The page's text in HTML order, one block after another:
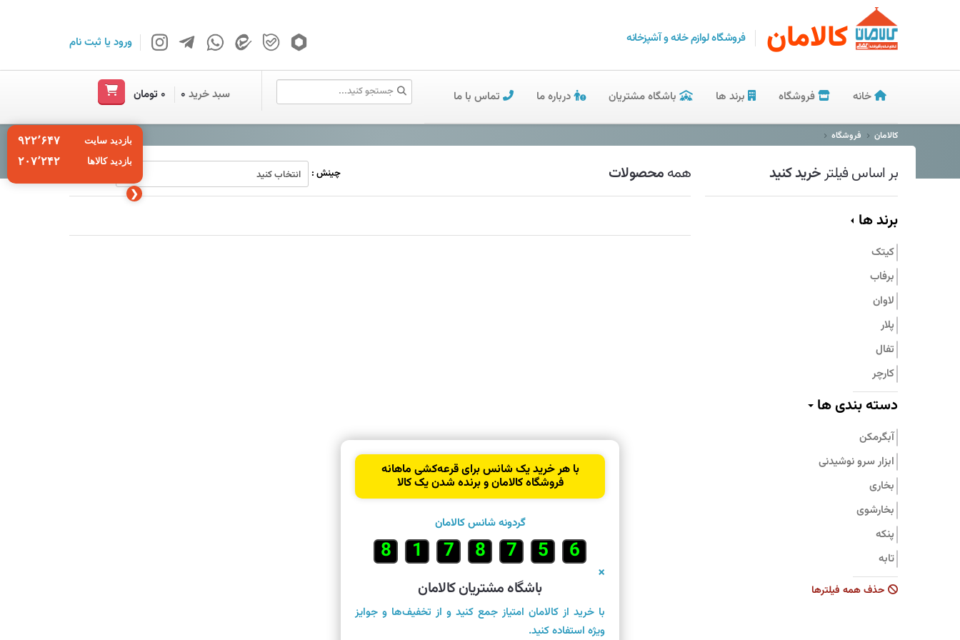
کالامان فروشگاه لوازم خانه و آشپزخانه ورودیا ثبت نام
خانه فروشگاه برند ها باشگاه مشتریان درباره ما تماس با ما سبد خرید ۰ ۰ تومان
کالامان فروشگاه
بر اساس فیلترخرید کنید
برند ها
کیتک
برفاب
لاوان
پلار
تفال
کارچر
پیلو
بامبوم
نیچی
پارس استیل
جنرال فیت
دسته بندی ها
آبگرمکن
ابزار سرو نوشیدنی
بخاری
بخارشوی
پنکه
تابه
جاروبرقی
حذف همه فیلترها
همهمحصولات چینش :
❮
بازدید سایت ۹۲۲٬۶۴۷
بازدید کالاها ۲۰۷٬۲۴۲
با هر خرید یک شانس برای قرعه‌کشی ماهانه
فروشگاه کالامان و برنده شدن یک کالا
گردونه شانس کالامان
6
9
2
1
9
4
5
×
باشگاه مشتریان کالامان
با خرید از کالامان امتیاز جمع کنید و از تخفیف‌ها و جوایز
ویژه استفاده کنید.